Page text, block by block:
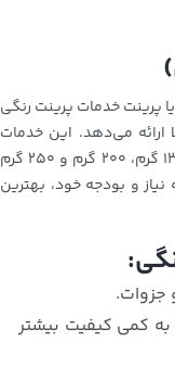
پرینت خدمات پرینت رنگی
ارائه می‌دهد. این خدمات
شامل چاپ بر روی کاغذهای گلاسه با وزن‌های ۱۳۵ گرم، ۲۰۰ گرم و ۲۵۰ گرم
و بودجه خود، بهترین
جزوات.
کمی کیفیت بیشتر